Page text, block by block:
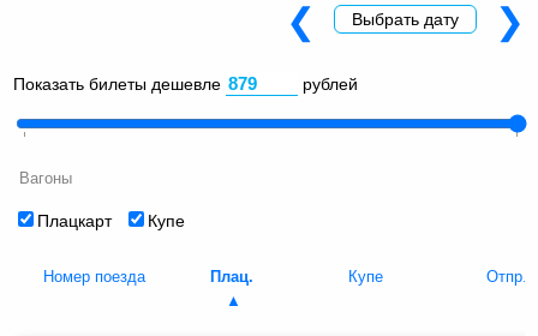
Показать билеты дешевле рублей
Вагоны
Плацкарт Купе
❮ Выбрать дату ❯
Номер поезда Плац. Купе Отпр.